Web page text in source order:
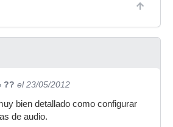
?? el 23/05/2012
bien detallado como configurar
de audio.